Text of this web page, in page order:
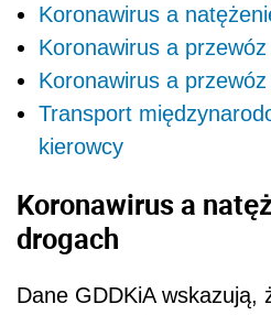
Koronawirus a
Koronawirus a
Koronawirus a
Transport
kierowcy
Koronawirus a
drogach
Dane GDDKiA wskazują,